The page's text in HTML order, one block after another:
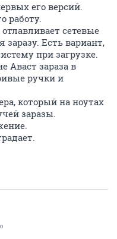
его версий.
работу.
сетевые
заразу. Есть вариант,
при загрузке.
Аваст зараза в
ручки и
который на ноутах
заразы.